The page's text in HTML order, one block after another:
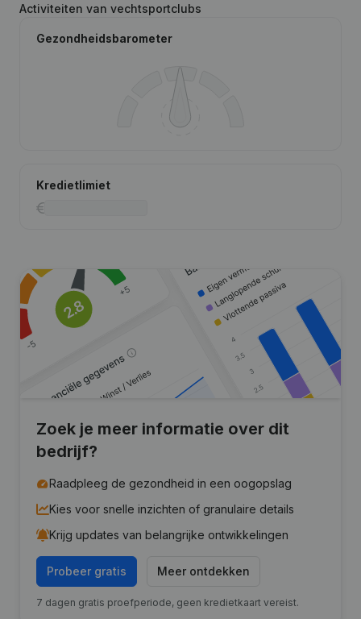
Activiteiten van vechtsportclubs
Gezondheidsbarometer
Kredietlimiet
Zoek je meer informatie over dit
bedrijf?
Raadpleeg de gezondheid in een oogopslag
Kies voor snelle inzichten of granulaire details
Krijg updates van belangrijke ontwikkelingen
Probeer gratis Meer ontdekken
7 dagen gratis proefperiode, geen kredietkaart vereist.